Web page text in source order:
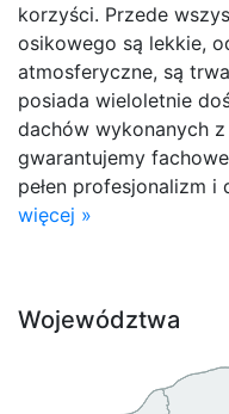
korzyści. Przede
osikowego są lekkie,
atmosferyczne, są
posiada wieloletnie
dachów wykonanych
gwarantujemy
pełen profesjonalizm i
więcej »
Województwa